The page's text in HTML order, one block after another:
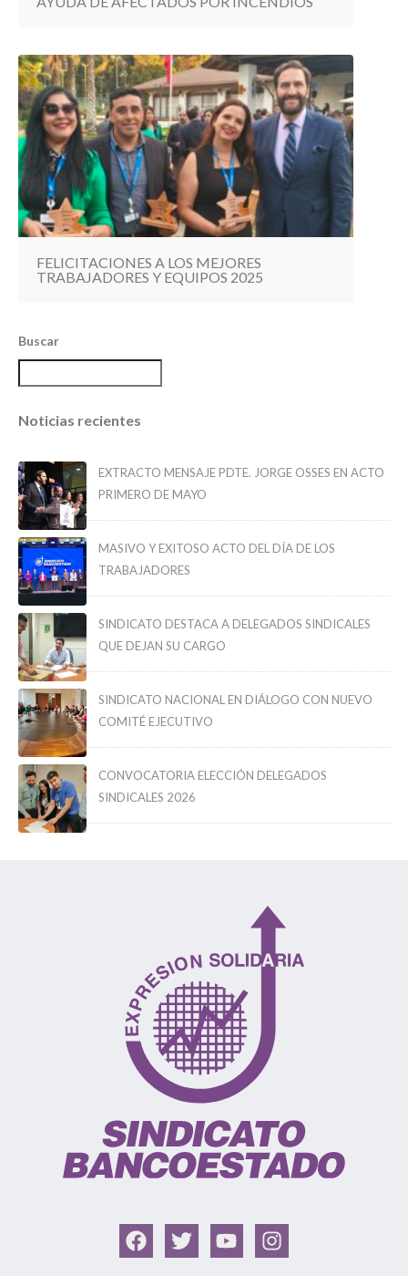
FELICITACIONES A LOS MEJORES
TRABAJADORES Y EQUIPOS 2025
Buscar
Noticias recientes
EXTRACTO MENSAJE PDTE. JORGE OSSES EN ACTO
PRIMERO DE MAYO
MASIVO Y EXITOSO ACTO DEL DÍA DE LOS
TRABAJADORES
SINDICATO DESTACA A DELEGADOS SINDICALES
QUE DEJAN SU CARGO
SINDICATO NACIONAL EN DIÁLOGO CON NUEVO
COMITÉ EJECUTIVO
CONVOCATORIA ELECCIÓN DELEGADOS
SINDICALES 2026